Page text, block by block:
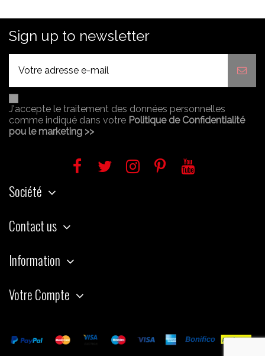
Sign up to newsletter
J'accepte le traitement des données personnelles
comme indiqué dans votre Politique de Confidentialité
pou le marketing >>
Société
Contact us
Information
Votre Compte